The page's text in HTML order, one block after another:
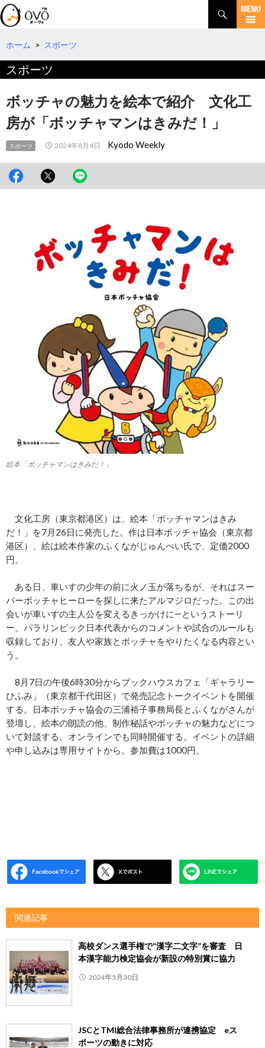
検
索
コ
テ
へ
動
ホーム > スポーツ
スポーツ
ボッチャの魅力を絵本で紹介 文化工
房が「ボッチャマンはきみだ！」
スポーツ 2024年8月4日 Kyodo Weekly
絵本「ボッチャマンはきみだ！」
文化工房（東京都港区）は、絵本「ボッチャマンはきみ
だ！」を7月26日に発売した。作は日本ボッチャ協会（東京都
港区）、絵は絵本作家のふくながじゅんぺい氏で、定価2000
円。
ある日、車いすの少年の前に火ノ玉が落ちるが、それはスー
パーボッチャヒーローを探しに来たアルマジロだった。この出
会いが車いすの主人公を変えるきっかけに―というストーリ
ー。パラリンピック日本代表からのコメントや試合のルールも
収録しており、友人や家族とボッチャをやりたくなる内容とい
う。
8月7日の午後6時30分からブックハウスカフェ「ギャラリー
ひふみ」（東京都千代田区）で発売記念トークイベントを開催
する。日本ボッチャ協会の三浦裕子事務局長とふくながさんが
登壇し、絵本の朗読の他、制作秘話やボッチャの魅力などにつ
いて対談する。オンラインでも同時開催する。イベントの詳細
や申し込みは専用サイトから。参加費は1000円。
関連記事
高校ダンス選手権で“漢字二文字”を審査 日
本漢字能力検定協会が新設の特別賞に協力
2024年5月30日
JSCとTMI総合法律事務所が連携協定 eス
ポーツの動きに対応